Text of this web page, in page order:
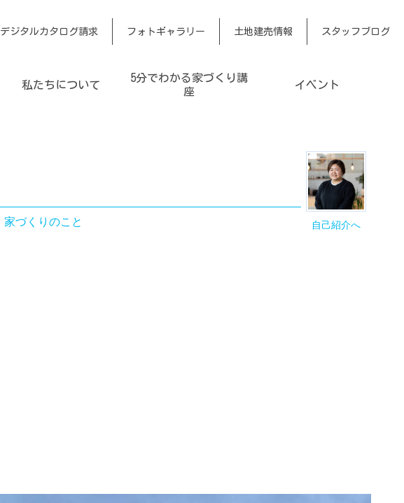
デジタルカタログ請求 フォトギャラリー 土地建売情報 スタッフブログ
私たちについて
5分でわかる家づくり講
座
イベント
自己紹介へ
家づくりのこと